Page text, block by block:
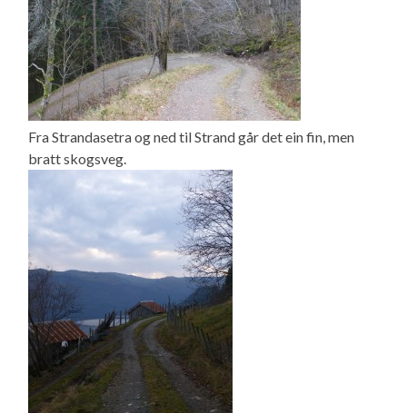
Fra Strandasetra og ned til Strand går det ein fin, men
bratt skogsveg.